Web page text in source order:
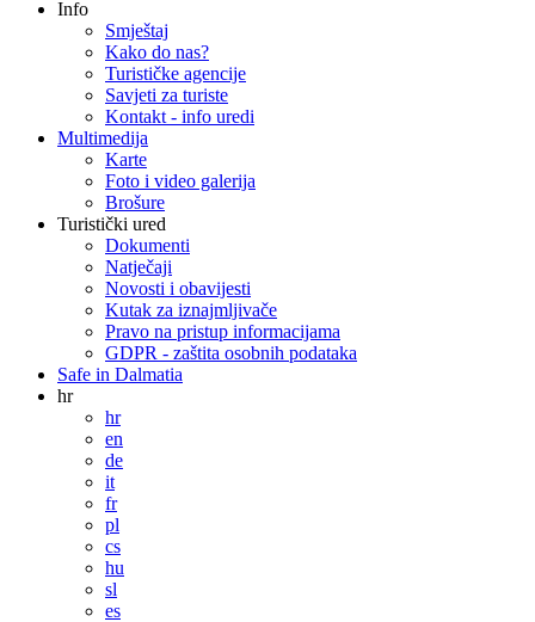
Info
Smještaj
Kako do nas?
Turističke agencije
Savjeti za turiste
Kontakt - info uredi
Multimedija
Karte
Foto i video galerija
Brošure
Turistički ured
Dokumenti
Natječaji
Novosti i obavijesti
Kutak za iznajmljivače
Pravo na pristup informacijama
GDPR - zaštita osobnih podataka
Safe in Dalmatia
hr
hr
en
de
it
fr
pl
cs
hu
sl
es